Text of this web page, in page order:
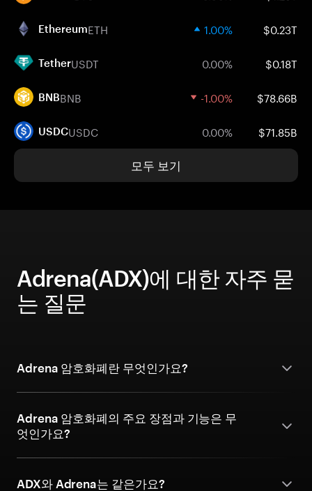
EthereumETH 1.00% $0.23T
TetherUSDT 0.00% $0.18T
BNBBNB -1.00% $78.66B
USDCUSDC 0.00% $71.85B
모두 보기
Adrena(ADX)에 대한 자주 묻
는 질문
Adrena 암호화폐란 무엇인가요?
Adrena 암호화폐의 주요 장점과 기능은 무
엇인가요?
ADX와 Adrena는 같은가요?